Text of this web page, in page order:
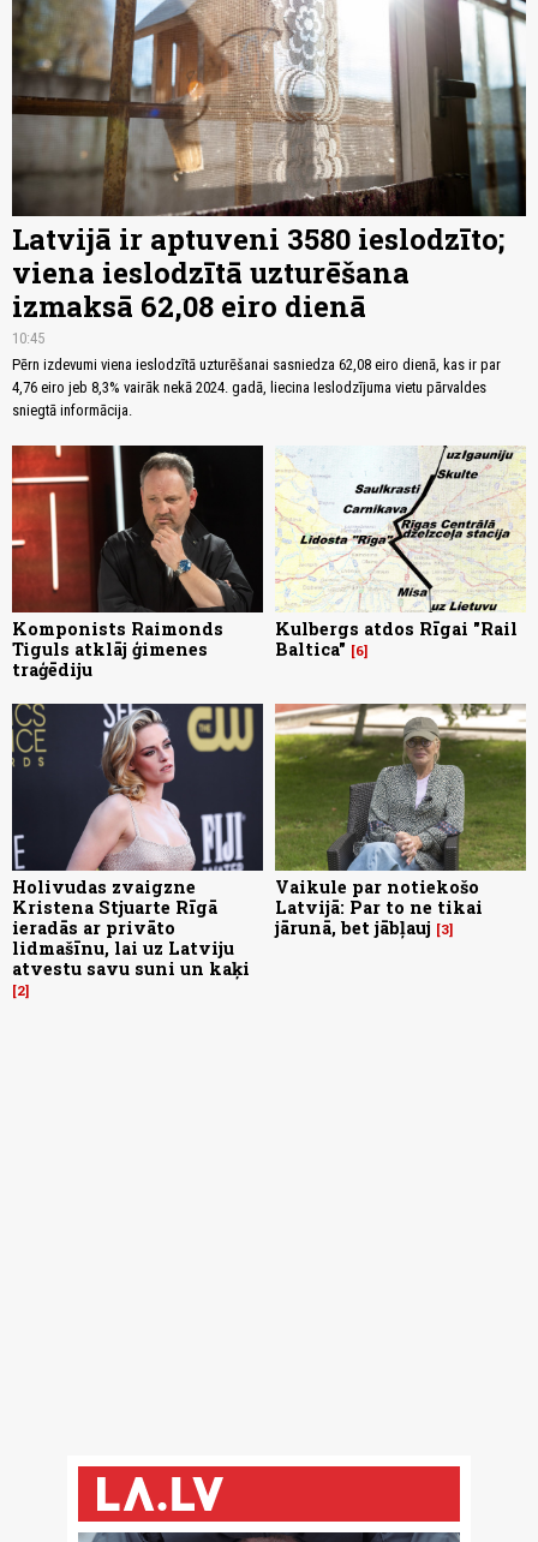
Latvijā ir aptuveni 3580 ieslodzīto;
viena ieslodzītā uzturēšana
izmaksā 62,08 eiro dienā
10:45
Pērn izdevumi viena ieslodzītā uzturēšanai sasniedza 62,08 eiro dienā, kas ir par
4,76 eiro jeb 8,3% vairāk nekā 2024. gadā, liecina Ieslodzījuma vietu pārvaldes
sniegtā informācija.
Komponists Raimonds
Tiguls atklāj ģimenes
traģēdiju
Kulbergs atdos Rīgai "Rail
Baltica"
6
Holivudas zvaigzne
Kristena Stjuarte Rīgā
ieradās ar privāto
lidmašīnu, lai uz Latviju
atvestu savu suni un kaķi
2
Vaikule par notiekošo
Latvijā: Par to ne tikai
jārunā, bet jābļauj
3